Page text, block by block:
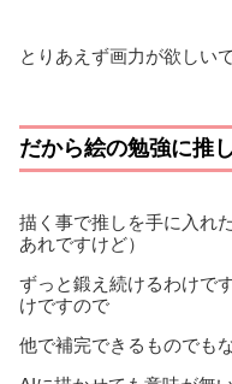
とりあえず画力が欲しい
だから絵の勉強に推
描く事で推しを手に入れ
あれですけど）
ずっと鍛え続けるわけで
けですので
他で補完できるものでも